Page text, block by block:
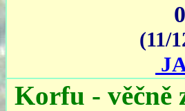
(11/
Korfu - věčně